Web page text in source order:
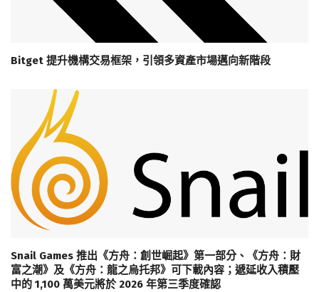
Bitget 提升機構交易框架，引領多資產市場邁向新階段
Snail Games 推出《方舟：創世崛起》第一部分、《方舟：財
富之潮》及《方舟：龍之烏托邦》可下載內容；遞延收入積壓
中的 1,100 萬美元將於 2026 年第三季度確認